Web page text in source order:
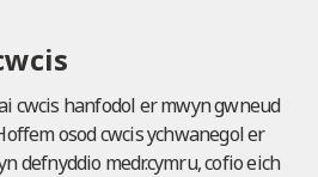
cwcis hanfodol er mwyn gwneud
osod cwcis ychwanegol er
defnyddio medr.cymru, cofio eich